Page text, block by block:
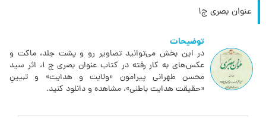
عنوان بصری ج۱
توضیحات
در این بخش می‌توانید تصاویر رو و پشت جلد، ماکت و
عکس‌های به کار رفته در کتاب عنوان بصری ج 1، اثر سید
محسن طهرانی پیرامون «ولایت و هدایت» و تبیینِ
«حقیقت هدایت باطنی»، مشاهده و دانلود کنید.